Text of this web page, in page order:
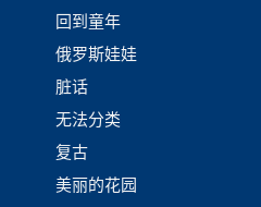
回到童年
俄罗斯娃娃
脏话
无法分类
复古
美丽的花园